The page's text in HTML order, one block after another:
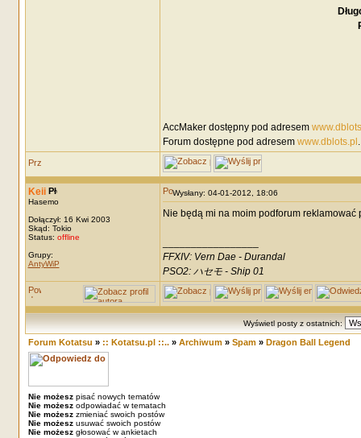
AccMaker dostępny pod adresem
Forum dostępne pod adresem www.dblots.pl .
Keii
Hasemo
Dołączył: 16 Kwi 2003
Skąd: Tokio
Status: offline
Grupy:
AntyWiP
Wysłany: 04-01-2012, 18:06
Nie będą mi na moim podforum
FFXIV: Vern Dae - Durandal
PSO2: ハセモ - Ship 01
Wyświetl posty z ostatnich:
Forum Kotatsu » :: Kotatsu.pl ::..» Archiwum» Spam» Dragon Ball Legend
Nie możeszpisać nowych tematów
Nie możeszodpowiadać w tematach
Nie możeszzmieniać swoich postów
Nie możeszusuwać swoich postów
Nie możeszgłosować w ankietach